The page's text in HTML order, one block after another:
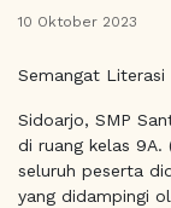
10 Oktober 2023
Semangat Literasi
Sidoarjo, SMP
di ruang kelas 9A.
seluruh peserta
yang didampingi